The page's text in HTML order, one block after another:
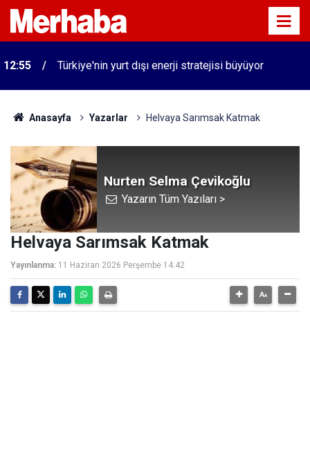
12:55 Türkiye'nin yurt dışı enerji stratejisi büyüyor
Anasayfa Yazarlar Helvaya Sarımsak Katmak
Nurten Selma Çevikoğlu
Yazarın Tüm Yazıları >
Helvaya Sarımsak Katmak
Yayınlanma: 11 Haziran 2026 Perşembe 14:42